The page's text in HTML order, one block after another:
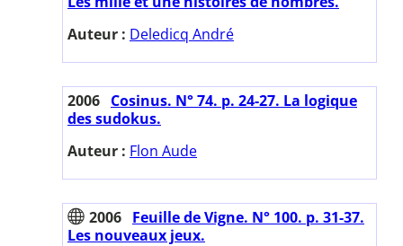
Auteur : Deledicq André
2006 Cosinus. N° 74. p. 24-27. La logique
des sudokus.
Auteur : Flon Aude
2006 Feuille de Vigne. N° 100. p. 31-37.
Les nouveaux jeux.